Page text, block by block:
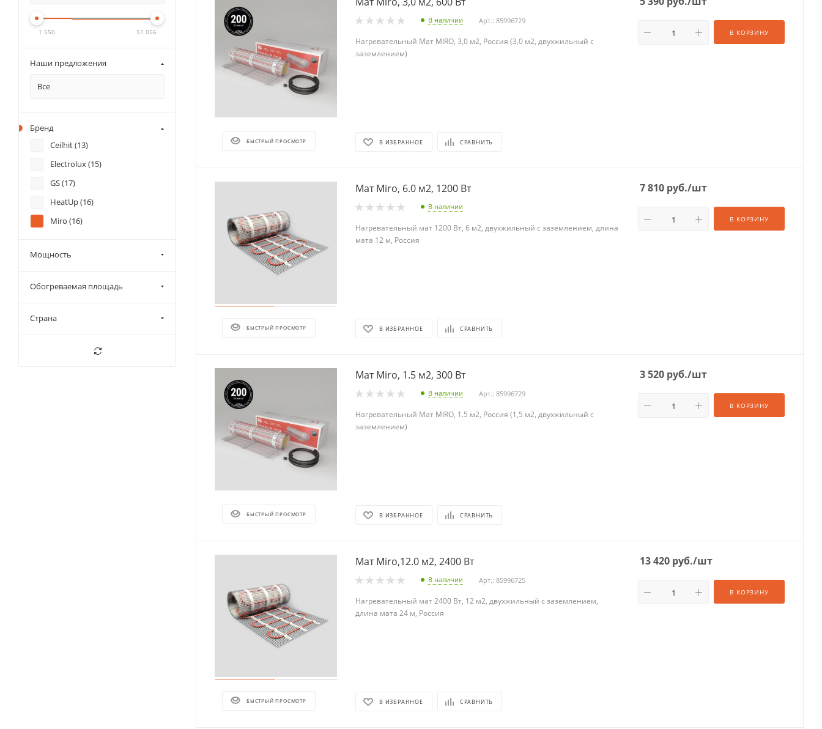
БЫСТРЫЙ ПРОСМОТР
В наличии Арт.: 85996729
Нагревательный Мат MIRO, 3,0 м2, Россия (3,0 м2, двухжильный с
заземлением)
В ИЗБРАННОЕ СРАВНИТЬ
В КОРЗИНУ
БЫСТРЫЙ ПРОСМОТР
Мат Miro, 6.0 м2, 1200 Вт
В наличии
Нагревательный мат 1200 Вт, 6 м2, двухжильный с заземлением, длина
мата 12 м, Россия
В ИЗБРАННОЕ СРАВНИТЬ
7 810 руб./шт
В КОРЗИНУ
БЫСТРЫЙ ПРОСМОТР
Мат Miro, 1.5 м2, 300 Вт
В наличии Арт.: 85996729
Нагревательный Мат MIRO, 1.5 м2, Россия (1,5 м2, двухжильный с
заземлением)
В ИЗБРАННОЕ СРАВНИТЬ
3 520 руб./шт
В КОРЗИНУ
БЫСТРЫЙ ПРОСМОТР
Мат Miro,12.0 м2, 2400 Вт
В наличии Арт.: 85996725
Нагревательный мат 2400 Вт, 12 м2, двухжильный с заземлением,
длина мата 24 м, Россия
В ИЗБРАННОЕ СРАВНИТЬ
13 420 руб./шт
В КОРЗИНУ
1 550 51 056
Наши предложения
Все
Бренд
Ceilhit (13)
Electrolux (15)
GS (17)
HeatUp (16)
Miro (16)
Мощность
Обогреваемая площадь
Страна